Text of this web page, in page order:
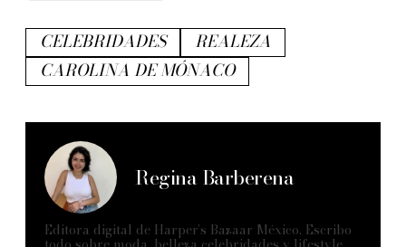
CELEBRIDADES
REALEZA
CAROLINA DE MÓNACO
Regina Barberena
Editora digital de Harper’s Bazaar México. Escribo